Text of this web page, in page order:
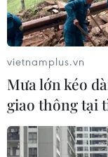
“Tỏa sáng Nghị
hành cùng
Lở đất tại
người thiệt mạng
04/08/2026 10:53
vietnamplus.vn
Mưa lớn kéo
giao thông tại